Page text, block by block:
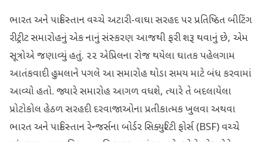
ભારત અને પાકિસ્તાન વચ્ચે અટારી-વાઘા સરહદ પર પ્રતિષ્ઠિત બીટિંગ
રીટ્રીટ સમારોહનું એક નાનું સંસ્કરણ આજથી ફરી શરૂ થવાનું છે, એમ
સૂત્રોએ જણાવ્યું હતું. ૨૨ એપ્રિલના રોજ થયેલા ઘાતક પહેલગામ
આતંકવાદી હુમલાને પગલે આ સમારોહ થોડા સમય માટે બંધ કરવામાં
આવ્યો હતો. જ્યારે સમારોહ આગળ વધશે, ત્યારે તે બદલાયેલા
પ્રોટોકોલ હેઠળ સરહદી દરવાજાઓના પ્રતીકાત્મક ખુલવા અથવા
ભારત અને પાકિસ્તાન રેન્જર્સના બોર્ડર સિક્યુરિટી ફોર્સ (BSF) વચ્ચે